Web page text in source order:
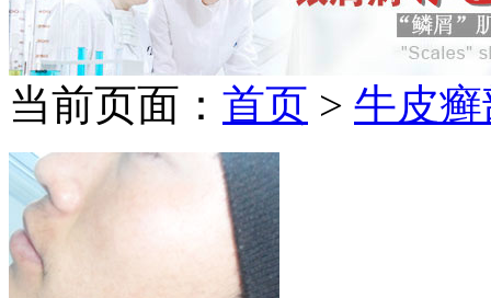
当前页面： 首页 > 牛皮